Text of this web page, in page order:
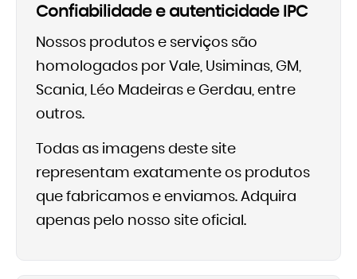
Confiabilidade e autenticidade IPC
Nossos produtos e serviços são
homologados por Vale, Usiminas, GM,
Scania, Léo Madeiras e Gerdau, entre
outros.
Todas as imagens deste site
representam exatamente os produtos
que fabricamos e enviamos. Adquira
apenas pelo nosso site oficial.